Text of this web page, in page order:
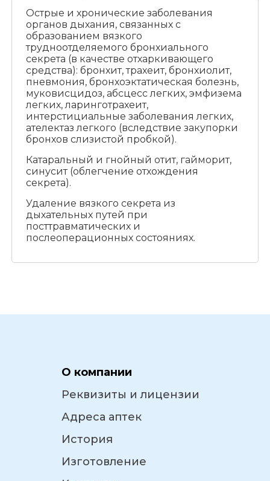
Острые и хронические заболевания
органов дыхания, связанных с
образованием вязкого
трудноотделяемого бронхиального
секрета (в качестве отхаркивающего
средства): бронхит, трахеит, бронхиолит,
пневмония, бронхоэктатическая болезнь,
муковисцидоз, абсцесс легких, эмфизема
легких, ларинготрахеит,
интерстициальные заболевания легких,
ателектаз легкого (вследствие закупорки
бронхов слизистой пробкой).
Катаральный и гнойный отит, гайморит,
синусит (облегчение отхождения
секрета).
Удаление вязкого секрета из
дыхательных путей при
посттравматических и
послеоперационных состояниях.
О компании
Реквизиты и лицензии
Адреса аптек
История
Изготовление